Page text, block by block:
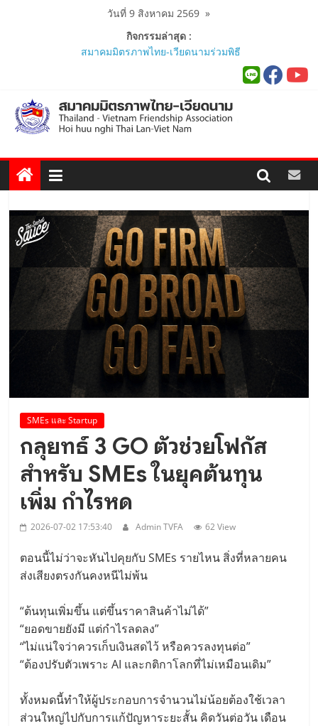
วันที่ 9 สิงหาคม 2569»
กิจกรรมล่าสุด :
สมาคมมิตรภาพไทย-เวียดนามร่วมพิธี
Viet Nam Connect Forum ..
สมาคมร่วมนำนักศึกษาเวียดนาม
โครงการหลักสูตรภาษาอังกฤษเร่งรัด
นายกสมาคมมิตรภาพไทย-เวียดนาม
รัฐมนตรีว่าการกระทรวงมหาดไทย
เยือนเวียดนามอย่างเป็นทางการ..
ผู้นำเวียดนาม-ไทย ร่วมแสดงวิสัยทัศน์
งาน Thailand–Vietnam Business
Forum 2026 เฉลิมฉลอง 50 ปีความ
สัมพันธ์ทางการทูต..
นายกสมาคมฯ ร่วมพิธีเปิดนิทรรศการ
“The Woven Ties: Celebrating 50
Years of Thailand-Viet Nam
Diplomatic Relations”..
SMEs และ Startup
กลุยทธ์ 3 GO ตัวช่วยโฟกัส
สำหรับ SMEs ในยุคต้นทุน
เพิ่ม กำไรหด
2026-07-02 17:53:40 Admin TVFA 62 View
ตอนนี้ไม่ว่าจะหันไปคุยกับ SMEs รายไหน สิ่งที่หลายคน
ส่งเสียงตรงกันคงหนีไม่พ้น
“ต้นทุนเพิ่มขึ้น แต่ขึ้นราคาสินค้าไม่ได้”
“ยอดขายยังมี แต่กำไรลดลง”
“ไม่แน่ใจว่าควรเก็บเงินสดไว้ หรือควรลงทุนต่อ”
“ต้องปรับตัวเพราะ AI และกติกาโลกที่ไม่เหมือนเดิม”
ทั้งหมดนี้ทำให้ผู้ประกอบการจำนวนไม่น้อยต้องใช้เวลา
ส่วนใหญ่ไปกับการแก้ปัญหาระยะสั้น คิดวันต่อวัน เดือน